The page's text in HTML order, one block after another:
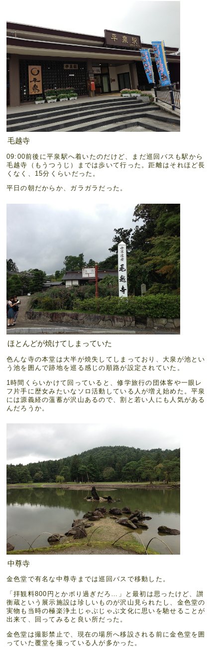
毛越寺
09:00前後に平泉駅へ着いたのだけど、まだ巡回バスも駅から
毛越寺（もうつうじ）までは歩いて行った。距離はそれほど長
くなく、15分くらいだった。
平日の朝だからか、ガラガラだった。
ほとんどが焼けてしまっていた
色んな寺の本堂は大半が焼失してしまっており、大泉が池とい
う池を囲んで跡地を巡る感じの順路が設定されていた。
1時間くらいかけて回っていると、修学旅行の団体客や一眼レ
フ片手に歴女みたいなソロ活動している人が増え始めた。平泉
には源義経の薀蓄が沢山あるので、割と若い人にも人気がある
んだろうか。
中尊寺
金色堂で有名な中尊寺までは巡回バスで移動した。
「拝観料800円とかボり過ぎだろ…」と最初は思ったけど、讃
衡蔵という展示施設は珍しいものが沢山見られたし、金色堂の
実物も当時の極楽浄土じゃぶじゃぶ文化に思いを馳せることが
出来て、回ってみると良い所だった。
金色堂は撮影禁止で、現在の場所へ移設される前に金色堂を囲
っていた覆堂を撮っている人が多かった。